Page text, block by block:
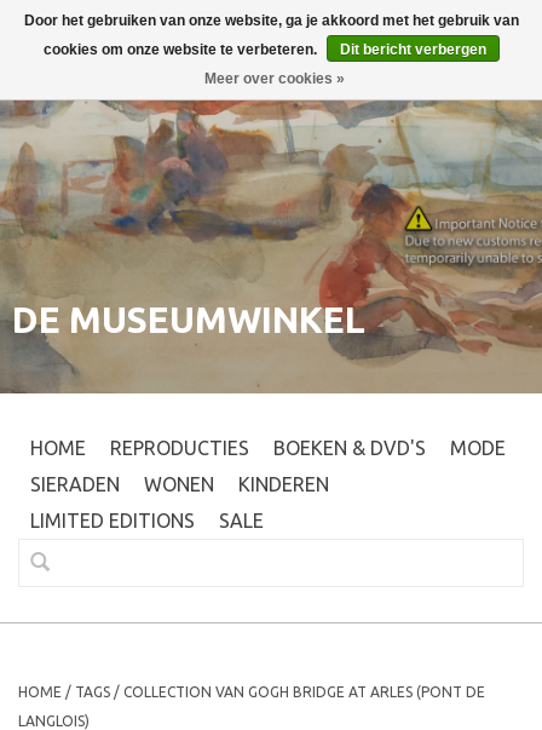
Inloggen 0
DE MUSEUMWINKEL
HOME REPRODUCTIES BOEKEN & DVD'S
MODE
SIERADEN
WONEN
KINDEREN
LIMITED EDITIONS
SALE
HOME / TAGS / COLLECTION VAN GOGH BRIDGE AT ARLES (PONT DE
LANGLOIS)
Door het gebruiken van onze website, ga je akkoord met het gebruik van
cookies om onze website te verbeteren.
Dit bericht verbergen
Meer over cookies »